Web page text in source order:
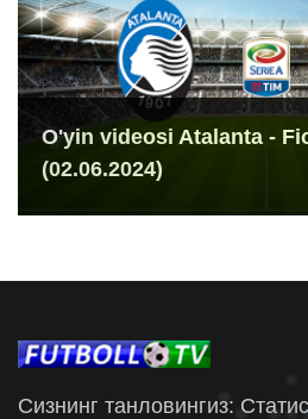
O'yin videosi Atalanta -
(02.06.2024)
Сизнинг танловингиз: